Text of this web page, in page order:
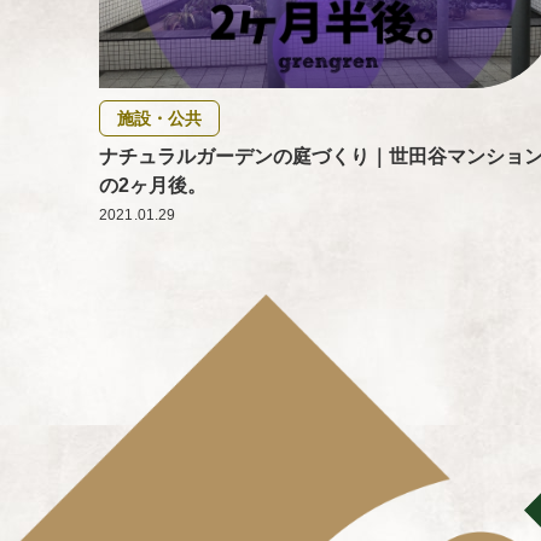
施設・公共
ナチュラルガーデンの庭づくり｜世田谷マンショ
の2ヶ月後。
2021.01.29